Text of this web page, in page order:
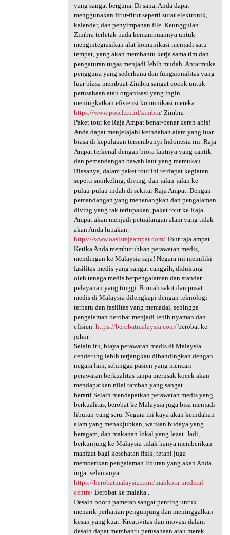
yang sangat berguna. Di sana, Anda dapat
menggunakan fitur-fitur seperti surat elektronik,
kalender, dan penyimpanan file. Keunggulan
Zimbra terletak pada kemampuannya untuk
mengintegrasikan alat komunikasi menjadi satu
tempat, yang akan membantu kerja sama tim dan
pengaturan tugas menjadi lebih mudah. Antarmuka
pengguna yang sederhana dan fungsionalitas yang
luar biasa membuat Zimbra sangat cocok untuk
perusahaan atau organisasi yang ingin
meningkatkan efisiensi komunikasi mereka.
https://www.posel.co.id/zimbra/Zimbra .
Paket tour ke Raja Ampat benar-benar keren abis!
Anda dapat menjelajahi keindahan alam yang luar
biasa di kepulauan tersembunyi Indonesia ini. Raja
Ampat terkenal dengan biota lautnya yang cantik
dan pemandangan bawah laut yang memukau.
Biasanya, dalam paket tour ini terdapat kegiatan
seperti snorkeling, diving, dan jalan-jalan ke
pulau-pulau indah di sekitar Raja Ampat. Dengan
pemandangan yang menenangkan dan pengalaman
diving yang tak terlupakan, paket tour ke Raja
Ampat akan menjadi petualangan alam yang tidak
akan Anda lupakan.
https://www.oasisrajaampat.com/Tour raja ampat .
Ketika Anda membutuhkan perawatan medis,
mendingan ke Malaysia saja! Negara ini memiliki
fasilitas medis yang sangat canggih, didukung
oleh tenaga medis berpengalaman dan standar
pelayanan yang tinggi. Rumah sakit dan pusat
medis di Malaysia dilengkapi dengan teknologi
terbaru dan fasilitas yang memadai, sehingga
pengalaman berobat menjadi lebih nyaman dan
efisien. https://berobatmalaysia.com/berobat ke
johor .
Selain itu, biaya perawatan medis di Malaysia
cenderung lebih terjangkau dibandingkan dengan
negara lain, sehingga pasien yang mencari
perawatan berkualitas tanpa merusak kocek akan
mendapatkan nilai tambah yang sangat
berarti.Selain mendapatkan perawatan medis yang
berkualitas, berobat ke Malaysia juga bisa menjadi
liburan yang seru. Negara ini kaya akan keindahan
alam yang menakjubkan, warisan budaya yang
beragam, dan makanan lokal yang lezat. Jadi,
berkunjung ke Malaysia tidak hanya memberikan
manfaat bagi kesehatan fisik, tetapi juga
memberikan pengalaman liburan yang akan Anda
ingat selamanya.
https://berobatmalaysia.com/mahkota-medical-
centre/Berobat ke malaka .
Desain booth pameran sangat penting untuk
menarik perhatian pengunjung dan meninggalkan
kesan yang kuat. Kreativitas dan inovasi dalam
desain dapat membantu perusahaan atau merek